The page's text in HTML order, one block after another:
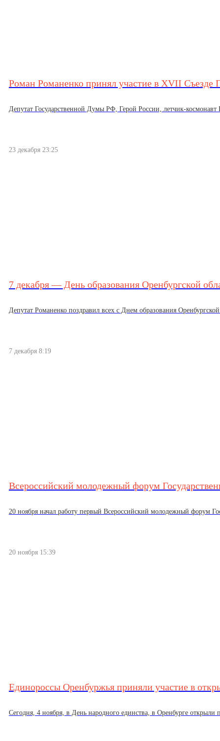
Роман Романенко принял участие в XVII Съезде
Депутат Государственной Думы РФ, Герой России, летчик-
23 декабря 23:25
7 декабря — День образования Оренбургской
Депутат Романенко поздравил всех с Днем образования
7 декабря 8:19
Всероссийский молодежный форум
20 ноября начал работу первый Всероссийский молодежный форум
20 ноября 15:39
Единороссы Оренбуржья приняли участие в
Сегодня, 4 ноября, в День народного единства, в Оренбурге